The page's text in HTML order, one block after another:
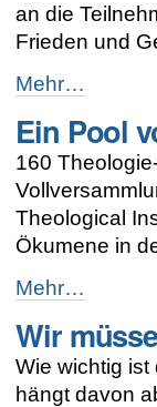
an die
Frieden und
"Wir
haben
unterschiedlichen
Krisen
aber
das
Ziel"
-
Mehr…
Ein Pool
160
Theological
Ökumene in
Ein
Pool
von
engagierten
Ökumenikern
-
Mehr…
Wir
Wie wichtig
hängt davon